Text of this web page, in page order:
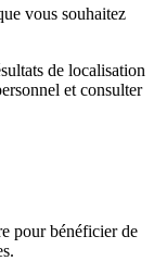
vous souhaitez
de localisation
et consulter
pour bénéficier de